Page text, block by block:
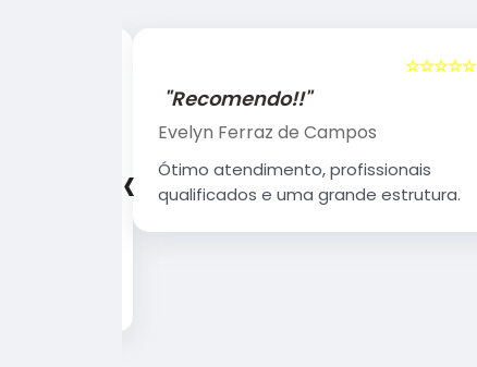
☆☆☆☆☆
"Recomendo!!"
Evelyn Ferraz de Campos
Ótimo atendimento, profissionais
qualificados e uma grande estrutura.
‹